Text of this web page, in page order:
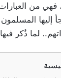
فهي من
إليها
لما ذُكر